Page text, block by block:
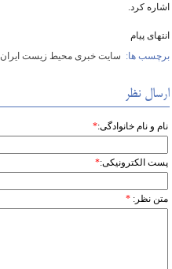
اشاره کرد.
انتهای پیام
برچسب ها: سایت خبری محیط زیست ایران
ارسال نظر
نام و نام خانوادگی:*
پست الکترونیکی:*
متن نظر: *